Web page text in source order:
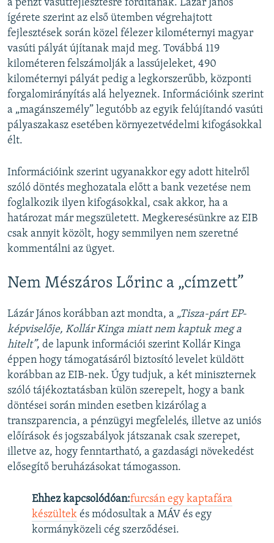
a pénzt vasútfejlesztésre fordítanák. Lázár János
ígérete szerint az első ütemben végrehajtott
fejlesztések során közel félezer kilométernyi magyar
vasúti pályát újítanak majd meg. Továbbá 119
kilométeren felszámolják a lassújeleket, 490
kilométernyi pályát pedig a legkorszerűbb, központi
forgalomirányítás alá helyeznek. Információink szerint
a „magánszemély” legutóbb az egyik felújítandó vasúti
pályaszakasz esetében környezetvédelmi kifogásokkal
élt.
Információink szerint ugyanakkor egy adott hitelről
szóló döntés meghozatala előtt a bank vezetése nem
foglalkozik ilyen kifogásokkal, csak akkor, ha a
határozat már megszületett. Megkeresésünkre az EIB
csak annyit közölt, hogy semmilyen nem szeretné
kommentálni az ügyet.
Nem Mészáros Lőrinc a „címzett”
Lázár János korábban azt mondta, a „Tisza-párt EP-
képviselője, Kollár Kinga miatt nem kaptuk meg a
hitelt”, de lapunk információi szerint Kollár Kinga
éppen hogy támogatásáról biztosító levelet küldött
korábban az EIB-nek. Úgy tudjuk, a két miniszternek
szóló tájékoztatásban külön szerepelt, hogy a bank
döntései során minden esetben kizárólag a
transzparencia, a pénzügyi megfelelés, illetve az uniós
előírások és jogszabályok játszanak csak szerepet,
illetve az, hogy fenntartható, a gazdasági növekedést
elősegítő beruházásokat támogasson.
Ehhez kapcsolódóan:furcsán egy kaptafára
készültek és módosultak a MÁV és egy
kormányközeli cég szerződései.